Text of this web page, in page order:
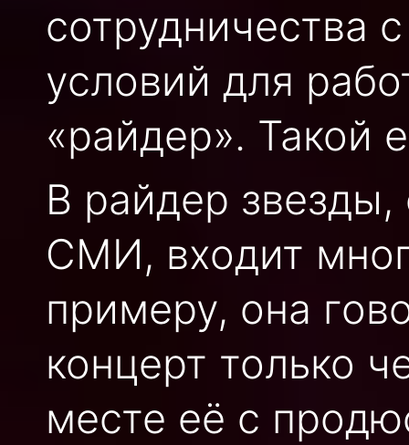
сотрудничества
условий для
«райдер». Такой
В райдер
СМИ, входит
примеру, она
концерт только
месте её с